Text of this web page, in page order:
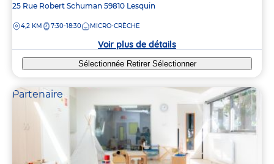
Adresse
la
25 Rue Robert Schuman 59810 Lesquin
DISTANCE
4,2 KM 7:30-18:30 MICRO-CRÈCHE
Voir plus de détails
Sélectionnée Retirer Sélectionner
Partenaire